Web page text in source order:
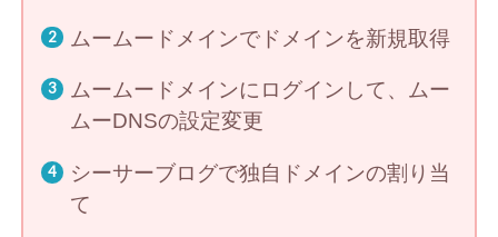
ムームードメインでドメインを新規取得
ムームードメインにログインして、ムー
ムーDNSの設定変更
シーサーブログで独自ドメインの割り当
て